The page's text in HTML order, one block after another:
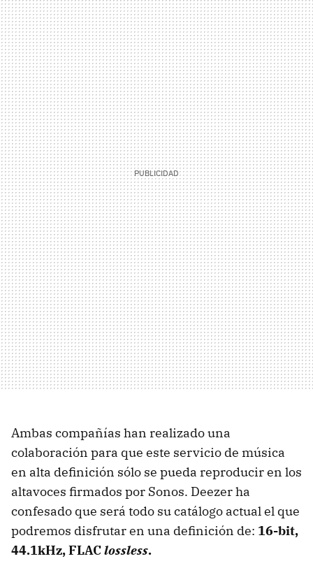
Ambas compañías han realizado una
colaboración para que este servicio de música
en alta definición sólo se pueda reproducir en los
altavoces firmados por Sonos. Deezer ha
confesado que será todo su catálogo actual el que
podremos disfrutar en una definición de: 16-bit,
44.1kHz, FLAClossless.